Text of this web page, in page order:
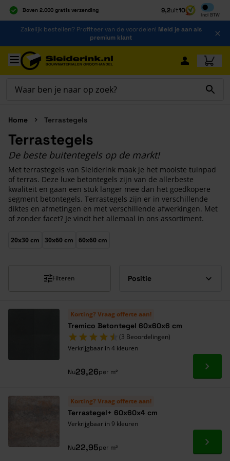
Boven 2.000 gratis verzending
Al 40 jaar dé specialist
Alles onder één dak
9,2uit10
Incl BTW
Inclusief
Ga naar de inhoud
Zakelijk bestellen? Profiteer van de voordelen! Meld je aan als
premium klant
Ga naar hoofdinhoud
Home Terrastegels
Terrastegels
De beste buitentegels op de markt!
Met terrastegels van Sleiderink maak je het mooiste tuinpad
of terras. Deze luxe betontegels zijn van de allerbeste
kwaliteit en gaan een stuk langer mee dan het goedkopere
segment betontegels. Terrastegels zijn er in verschillende
diktes en afmetingen en met verschillende afwerkingen. Met
of zonder facet? Je vindt het allemaal in ons assortiment.
Druk om carrousel over te slaan
20x30 cm 30x60 cm 60x60 cm
Filteren
Korting? Vraag offerte aan!
Tremico Betontegel 60x60x6 cm
(3 Beoordelingen)
Verkrijgbaar in 4 kleuren
Nu29,26per m² Ga
Korting? Vraag offerte aan!
Terrastegel+ 60x60x4 cm
Verkrijgbaar in 9 kleuren
Nu22,95per m² Ga